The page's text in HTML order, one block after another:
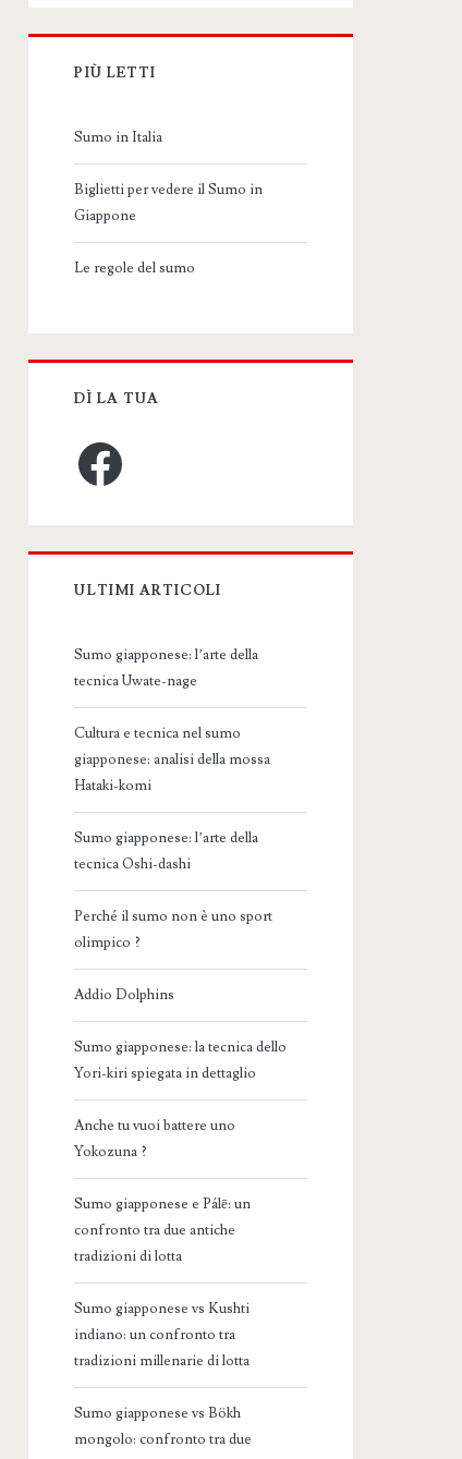
PIÙ LETTI
Sumo in Italia
Biglietti per vedere il Sumo in
Giappone
Le regole del sumo
DÌ LA TUA
Facebook
ULTIMI ARTICOLI
Sumo giapponese: l’arte della
tecnica Uwate-nage
Cultura e tecnica nel sumo
giapponese: analisi della mossa
Hataki-komi
Sumo giapponese: l’arte della
tecnica Oshi-dashi
Perché il sumo non è uno sport
olimpico ?
Addio Dolphins
Sumo giapponese: la tecnica dello
Yori-kiri spiegata in dettaglio
Anche tu vuoi battere uno
Yokozuna ?
Sumo giapponese e Pálē: un
confronto tra due antiche
tradizioni di lotta
Sumo giapponese vs Kushti
indiano: un confronto tra
tradizioni millenarie di lotta
Sumo giapponese vs Bökh
mongolo: confronto tra due